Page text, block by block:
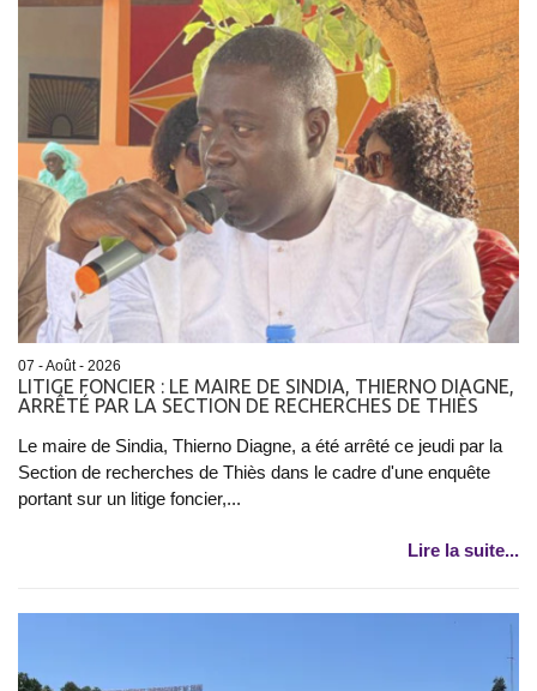
07 - Août - 2026
LITIGE FONCIER : LE MAIRE DE SINDIA, THIERNO DIAGNE,
ARRÊTÉ PAR LA SECTION DE RECHERCHES DE THIÈS
Le maire de Sindia, Thierno Diagne, a été arrêté ce jeudi par la
Section de recherches de Thiès dans le cadre d'une enquête
portant sur un litige foncier,...
Lire la suite...